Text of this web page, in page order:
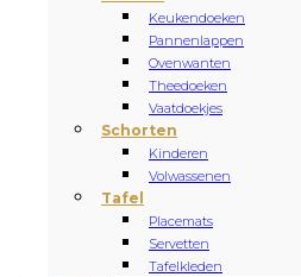
Keukendoeken
Pannenlappen
Ovenwanten
Theedoeken
Vaatdoekjes
Schorten
Kinderen
Volwassenen
Tafel
Placemats
Servetten
Tafelkleden